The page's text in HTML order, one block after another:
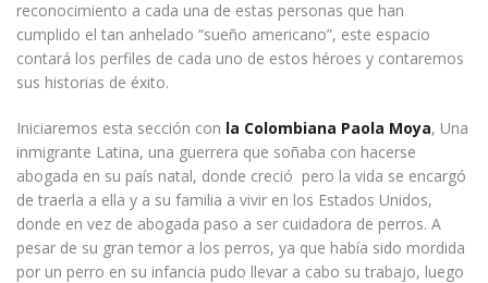
reconocimiento a cada una de estas personas que han
cumplido el tan anhelado “sueño americano”, este espacio
contará los perfiles de cada uno de estos héroes y contaremos
sus historias de éxito.
Iniciaremos esta sección con la Colombiana Paola Moya, Una
inmigrante Latina, una guerrera que soñaba con hacerse
abogada en su país natal, donde creció pero la vida se encargó
de traerla a ella y a su familia a vivir en los Estados Unidos,
donde en vez de abogada paso a ser cuidadora de perros. A
pesar de su gran temor a los perros, ya que había sido mordida
por un perro en su infancia pudo llevar a cabo su trabajo, luego